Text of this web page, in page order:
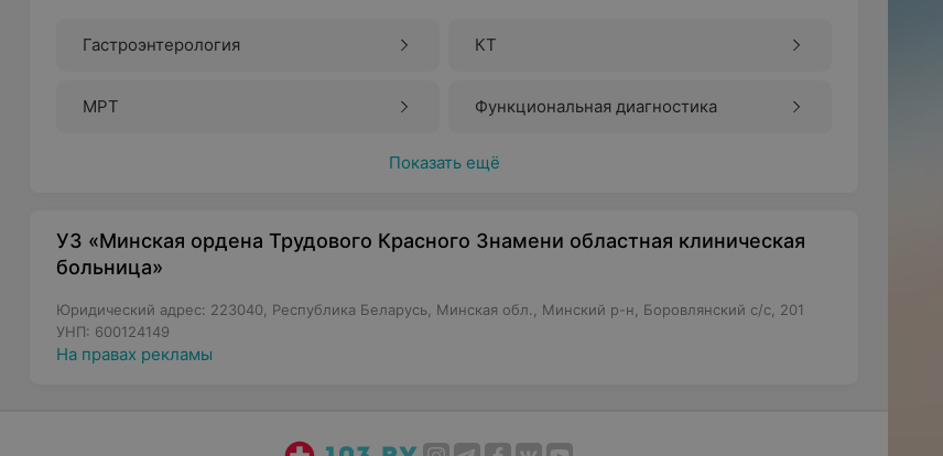
Гастроэнтерология КТ
МРТ Функциональная диагностика
Показать ещё
УЗ «Минская ордена Трудового Красного Знамени областная клиническая
больница»
Юридический адрес: 223040, Республика Беларусь, Минская обл., Минский р-н, Боровлянский с/с, 201
УНП: 600124149
На правах рекламы